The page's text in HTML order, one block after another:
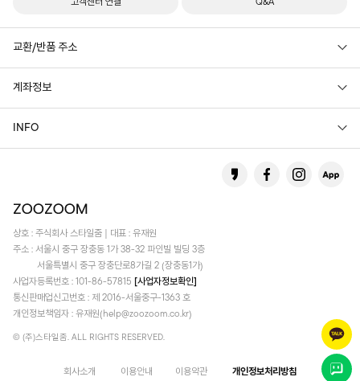
고객센터 연결 Q&A
교환/반품 주소
계좌정보
INFO
상호 : 주식회사 스타일줌 | 대표 : 유재원
주소 : 서울시 중구 장충동 1가 38-32 파인빌 빌딩 3층
서울특별시 중구 장충단로8가길 2 (장충동1가)
사업자등록번호 : 101-86-57815
[사업자정보확인]
통신판매업신고번호 : 제 2016-서울중구-1363 호
개인정보책임자 : 유재원(help@zoozoom.co.kr)
© (주)스타일줌. ALL RIGHTS RESERVED.
회사소개 이용안내 이용약관 개인정보처리방침